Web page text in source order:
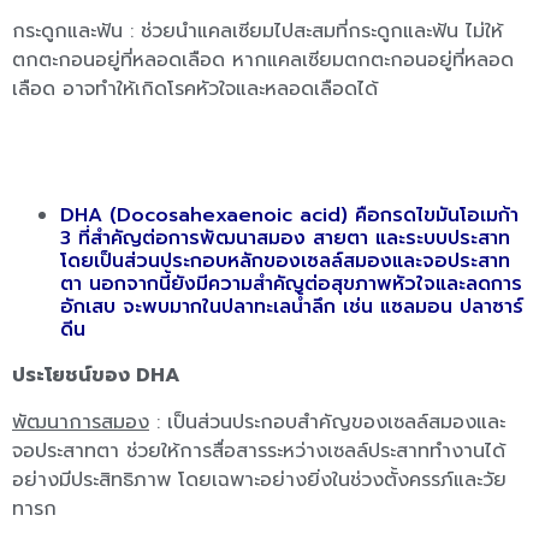
กระดูกและฟัน : ช่วยนำแคลเซียมไปสะสมที่กระดูกและฟัน ไม่ให้
ตกตะกอนอยู่ที่หลอดเลือด หากแคลเซียมตกตะกอนอยู่ที่หลอด
เลือด อาจทำให้เกิดโรคหัวใจและหลอดเลือดได้
DHA (Docosahexaenoic acid) คือกรดไขมันโอเมก้า
3 ที่สำคัญต่อการพัฒนาสมอง สายตา และระบบประสาท
โดยเป็นส่วนประกอบหลักของเซลล์สมองและจอประสาท
ตา นอกจากนี้ยังมีความสำคัญต่อสุขภาพหัวใจและลดการ
อักเสบ จะพบมากในปลาทะเลน้ำลึก เช่น แซลมอน ปลาซาร์
ดีน
ประโยชน์ของ DHA
พัฒนาการสมอง : เป็นส่วนประกอบสำคัญของเซลล์สมองและ
จอประสาทตา ช่วยให้การสื่อสารระหว่างเซลล์ประสาททำงานได้
อย่างมีประสิทธิภาพ โดยเฉพาะอย่างยิ่งในช่วงตั้งครรภ์และวัย
ทารก